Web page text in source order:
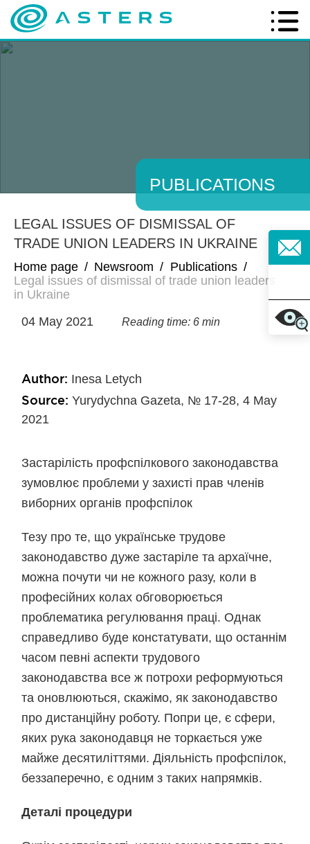
PUBLICATIONS
LEGAL ISSUES OF DISMISSAL OF
TRADE UNION LEADERS IN UKRAINE
Home page / Newsroom / Publications /
Legal issues of dismissal of trade union leaders
in Ukraine
04 May 2021
Reading time: 6 min
Author: Inesa Letych
Source:Yurydychna Gazeta, № 17-28, 4 May
2021
Застарілість профспілкового законодавства
зумовлює проблеми у захисті прав членів
виборних органів профспілок
Тезу про те, що українське трудове
законодавство дуже застаріле та архаїчне,
можна почути чи не кожного разу, коли в
професійних колах обговорюється
проблематика регулювання праці. Однак
справедливо буде констатувати, що останнім
часом певні аспекти трудового
законодавства все ж потрохи реформуються
та оновлюються, скажімо, як законодавство
про дистанційну роботу. Попри це, є сфери,
яких рука законодавця не торкається уже
майже десятиліттями. Діяльність профспілок,
беззаперечно, є одним з таких напрямків.
Деталі процедури